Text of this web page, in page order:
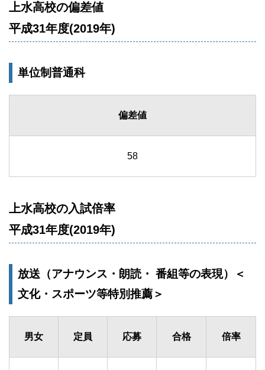
上水高校の偏差値
平成31年度(2019年)
単位制普通科
偏差値
58
上水高校の入試倍率
平成31年度(2019年)
放送（アナウンス・朗読・ 番組等の表現）＜
文化・スポーツ等特別推薦＞
男女 定員 応募 合格 倍率